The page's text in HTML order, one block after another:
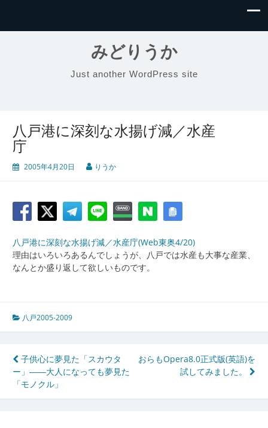
みどりうか
Just another WordPress site
八戸港に深刻な水揚げ減／水産
庁
2005年4月20日 りうか
八戸港に深刻な水揚げ減／水産庁(Web東奥4/20)
理由はいろいろあるんでしょうが、八戸では水産も大事な産業、
なんとか盛り返して欲しいものです。
八戸2005-2009
投
稿
ナ
子供心に夢見た「スカウタ
ー」――大人になっても夢見た
「モノクル」
おらもOpera8.0正式版(英語)を
試してみました。